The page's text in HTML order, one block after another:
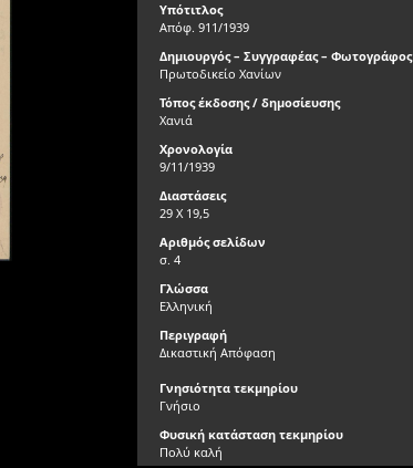
Υπότιτλος
Απόφ. 911/1939
Δημιουργός – Συγγραφέας – Φωτογράφος
Πρωτοδικείο Χανίων
Τόπος έκδοσης / δημοσίευσης
Χανιά
Χρονολογία
9/11/1939
Διαστάσεις
29 X 19,5
Αριθμός σελίδων
σ. 4
Γλώσσα
Ελληνική
Περιγραφή
Δικαστική Απόφαση
Γνησιότητα τεκμηρίου
Γνήσιο
Φυσική κατάσταση τεκμηρίου
Πολύ καλή